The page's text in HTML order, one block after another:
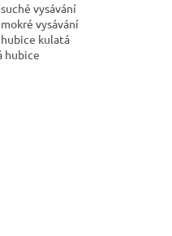
vysávání
vysávání
kulatá
hubice